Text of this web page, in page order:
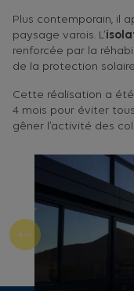
Plus contemporain, il
paysage varois. L’
renforcée par la
de la protection
Cette réalisation a
4 mois pour éviter
gêner l’activité des